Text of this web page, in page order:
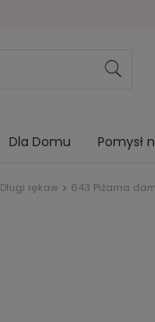
Dla Domu Pomysł
Długi rękaw 643 Piżama